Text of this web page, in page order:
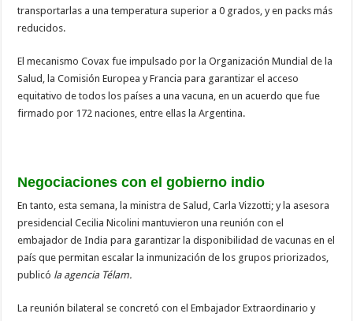
transportarlas a una temperatura superior a 0 grados, y en packs más
reducidos.
El mecanismo Covax fue impulsado por la Organización Mundial de la
Salud, la Comisión Europea y Francia para garantizar el acceso
equitativo de todos los países a una vacuna, en un acuerdo que fue
firmado por 172 naciones, entre ellas la Argentina.
Negociaciones con el gobierno indio
En tanto, esta semana, la ministra de Salud, Carla Vizzotti; y la asesora
presidencial Cecilia Nicolini mantuvieron una reunión con el
embajador de India para garantizar la disponibilidad de vacunas en el
país que permitan escalar la inmunización de los grupos priorizados,
publicó la agencia Télam.
La reunión bilateral se concretó con el Embajador Extraordinario y